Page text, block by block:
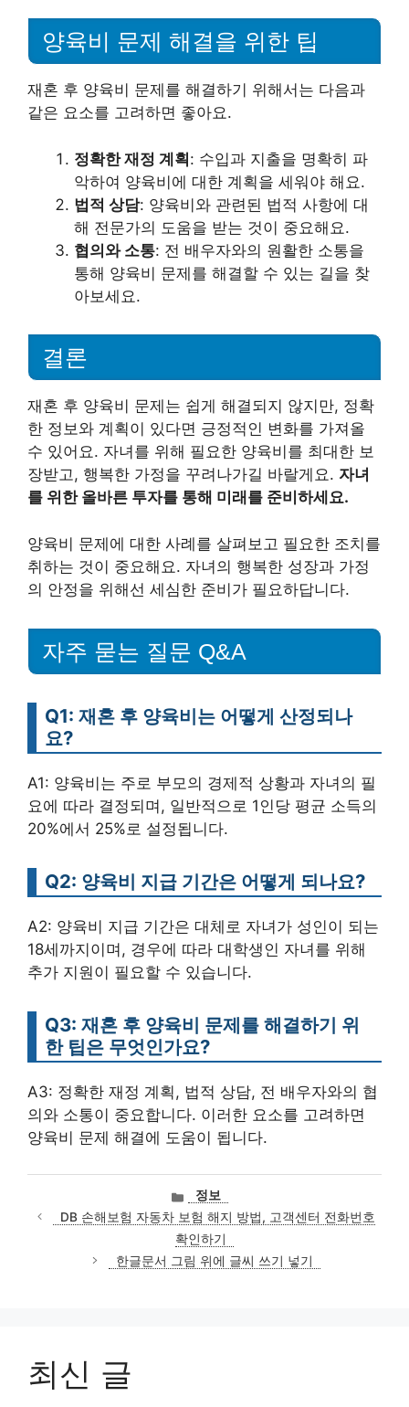
양육비 문제 해결을 위한 팁
재혼 후 양육비 문제를 해결하기 위해서는 다음과
같은 요소를 고려하면 좋아요.
정확한 재정 계획: 수입과 지출을 명확히 파
악하여 양육비에 대한 계획을 세워야 해요.
법적 상담: 양육비와 관련된 법적 사항에 대
해 전문가의 도움을 받는 것이 중요해요.
협의와 소통: 전 배우자와의 원활한 소통을
통해 양육비 문제를 해결할 수 있는 길을 찾
아보세요.
결론
재혼 후 양육비 문제는 쉽게 해결되지 않지만, 정확
한 정보와 계획이 있다면 긍정적인 변화를 가져올
수 있어요. 자녀를 위해 필요한 양육비를 최대한 보
장받고, 행복한 가정을 꾸려나가길 바랄게요. 자녀
를 위한 올바른 투자를 통해 미래를 준비하세요.
양육비 문제에 대한 사례를 살펴보고 필요한 조치를
취하는 것이 중요해요. 자녀의 행복한 성장과 가정
의 안정을 위해선 세심한 준비가 필요하답니다.
자주 묻는 질문 Q&A
Q1: 재혼 후 양육비는 어떻게 산정되나
요?
A1: 양육비는 주로 부모의 경제적 상황과 자녀의 필
요에 따라 결정되며, 일반적으로 1인당 평균 소득의
20%에서 25%로 설정됩니다.
Q2: 양육비 지급 기간은 어떻게 되나요?
A2: 양육비 지급 기간은 대체로 자녀가 성인이 되는
18세까지이며, 경우에 따라 대학생인 자녀를 위해
추가 지원이 필요할 수 있습니다.
Q3: 재혼 후 양육비 문제를 해결하기 위
한 팁은 무엇인가요?
A3: 정확한 재정 계획, 법적 상담, 전 배우자와의 협
의와 소통이 중요합니다. 이러한 요소를 고려하면
양육비 문제 해결에 도움이 됩니다.
카
테
고
리
정보
DB 손해보험 자동차 보험 해지 방법, 고객센터 전화번호
확인하기
한글문서 그림 위에 글씨 쓰기 넣기
최신 글